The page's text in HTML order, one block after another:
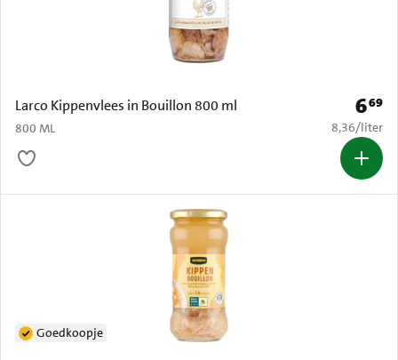
Larco Kippenvlees in Bouillon 800 ml
800 ML
Prijs:
669
€ 8,36 per
8,36/liter
Goedkoopje